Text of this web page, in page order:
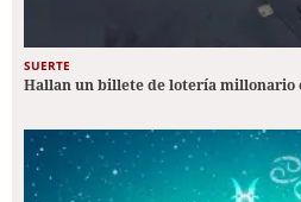
SUERTE
Hallan un billete de lotería millonario